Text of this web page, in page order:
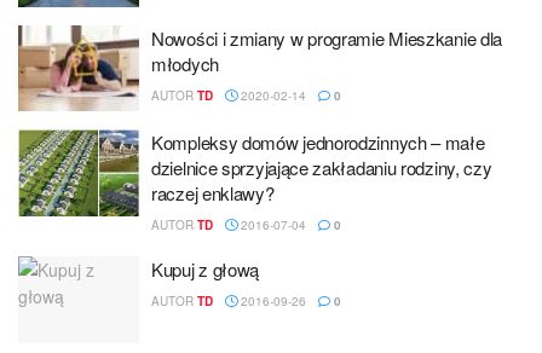
Nowości i zmiany w programie Mieszkanie dla
młodych
AUTOR TD 2020-02-14 0
Kompleksy domów jednorodzinnych – małe
dzielnice sprzyjające zakładaniu rodziny, czy
raczej enklawy?
AUTOR TD 2016-07-04 0
Kupuj z głową
AUTOR TD 2016-09-26 0